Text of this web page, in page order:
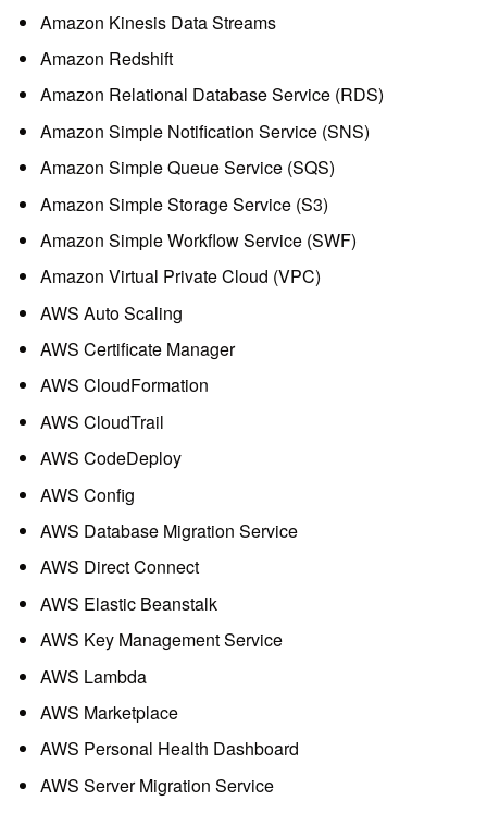
Amazon Kinesis Data Streams
Amazon Redshift
Amazon Relational Database Service (RDS)
Amazon Simple Notification Service (SNS)
Amazon Simple Queue Service (SQS)
Amazon Simple Storage Service (S3)
Amazon Simple Workflow Service (SWF)
Amazon Virtual Private Cloud (VPC)
AWS Auto Scaling
AWS Certificate Manager
AWS CloudFormation
AWS CloudTrail
AWS CodeDeploy
AWS Config
AWS Database Migration Service
AWS Direct Connect
AWS Elastic Beanstalk
AWS Key Management Service
AWS Lambda
AWS Marketplace
AWS Personal Health Dashboard
AWS Server Migration Service